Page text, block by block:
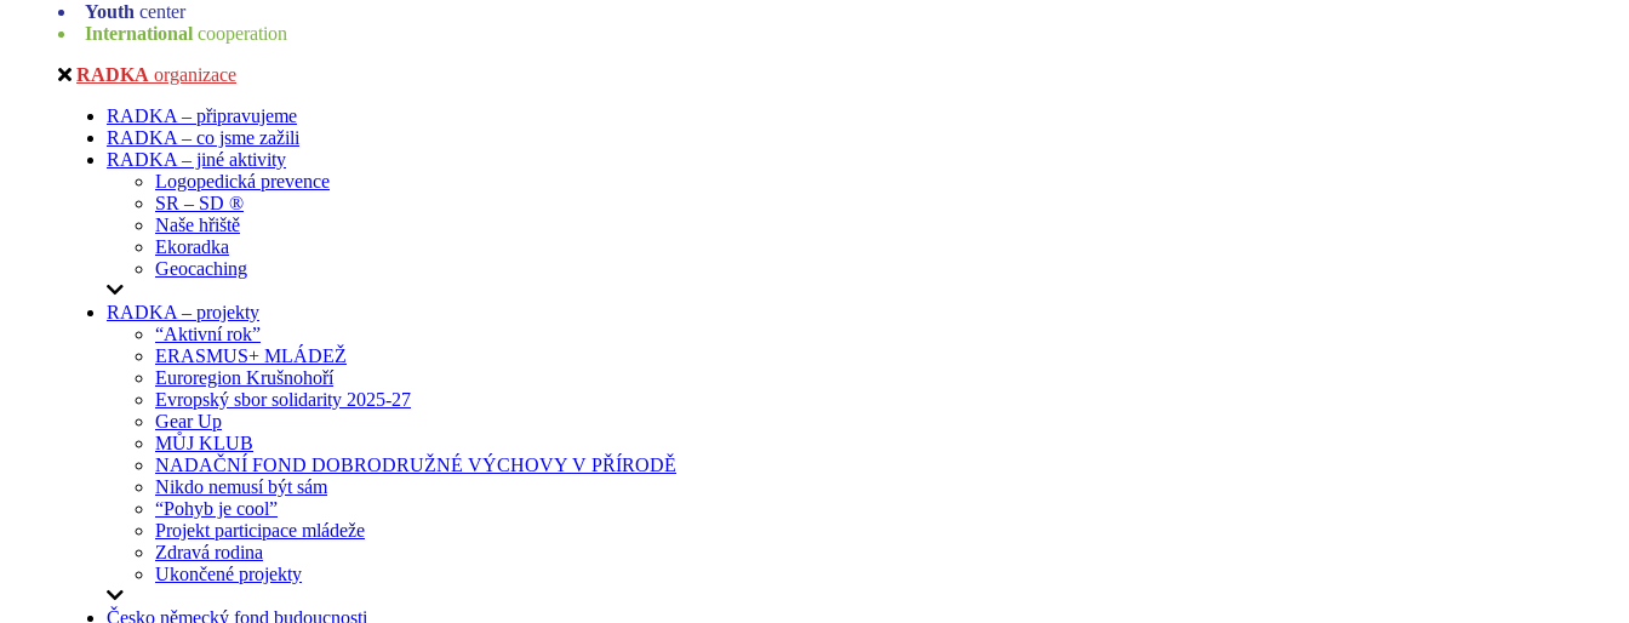
Youth center
International cooperation
RADKA organizace
RADKA – připravujeme
RADKA – co jsme zažili
RADKA – jiné aktivity
Logopedická prevence
SR – SD ®
Naše hřiště
Ekoradka
Geocaching
RADKA – projekty
“Aktivní rok”
ERASMUS+ MLÁDEŽ
Euroregion Krušnohoří
Evropský sbor solidarity 2025-27
Gear Up
MŮJ KLUB
NADAČNÍ FOND DOBRODRUŽNÉ VÝCHOVY V PŘÍRODĚ
Nikdo nemusí být sám
“Pohyb je cool”
Projekt participace mládeže
Zdravá rodina
Ukončené projekty
Česko německý fond budoucnosti